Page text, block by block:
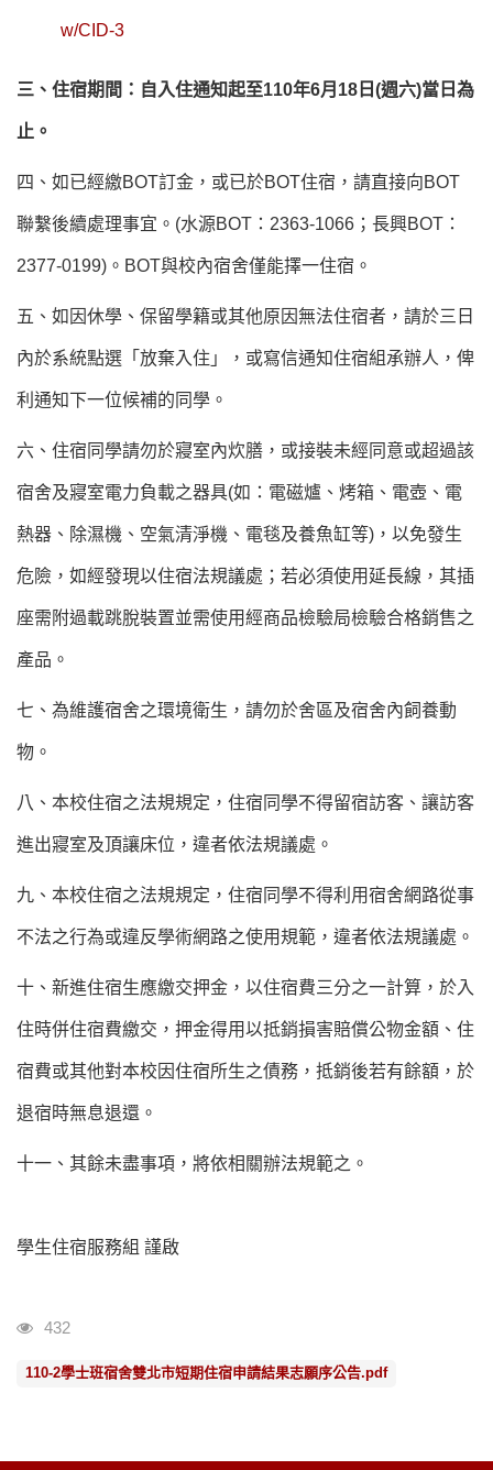
w/CID-3
三、住宿期間：自入住通知起至110年6月18日(週六)當日為
止。
四、如已經繳BOT訂金，或已於BOT住宿，請直接向BOT
聯繫後續處理事宜。(水源BOT：2363-1066；長興BOT：
2377-0199)。BOT與校內宿舍僅能擇一住宿。
五、如因休學、保留學籍或其他原因無法住宿者，請於三日
內於系統點選「放棄入住」，或寫信通知住宿組承辦人，俾
利通知下一位候補的同學。
六、住宿同學請勿於寢室內炊膳，或接裝未經同意或超過該
宿舍及寢室電力負載之器具(如：電磁爐、烤箱、電壺、電
熱器、除濕機、空氣清淨機、電毯及養魚缸等)，以免發生
危險，如經發現以住宿法規議處；若必須使用延長線，其插
座需附過載跳脫裝置並需使用經商品檢驗局檢驗合格銷售之
產品。
七、為維護宿舍之環境衛生，請勿於舍區及宿舍內飼養動
物。
八、本校住宿之法規規定，住宿同學不得留宿訪客、讓訪客
進出寢室及頂讓床位，違者依法規議處。
九、本校住宿之法規規定，住宿同學不得利用宿舍網路從事
不法之行為或違反學術網路之使用規範，違者依法規議處。
十、新進住宿生應繳交押金，以住宿費三分之一計算，於入
住時併住宿費繳交，押金得用以抵銷損害賠償公物金額、住
宿費或其他對本校因住宿所生之債務，抵銷後若有餘額，於
退宿時無息退還。
十一、其餘未盡事項，將依相關辦法規範之。
學生住宿服務組 謹啟
瀏覽人次
432
110-2學士班宿舍雙北市短期住宿申請結果志願序公告.pdf